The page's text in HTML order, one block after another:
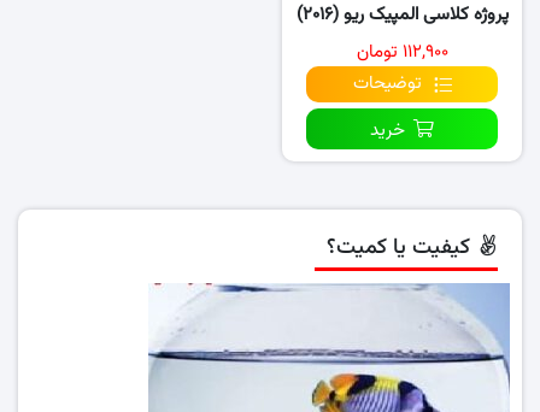
پروژه کلاسی المپیک ریو (۲۰۱۶)
۱۱۲,۹۰۰ تومان
توضیحات
خرید
کیفیت یا کمیت؟